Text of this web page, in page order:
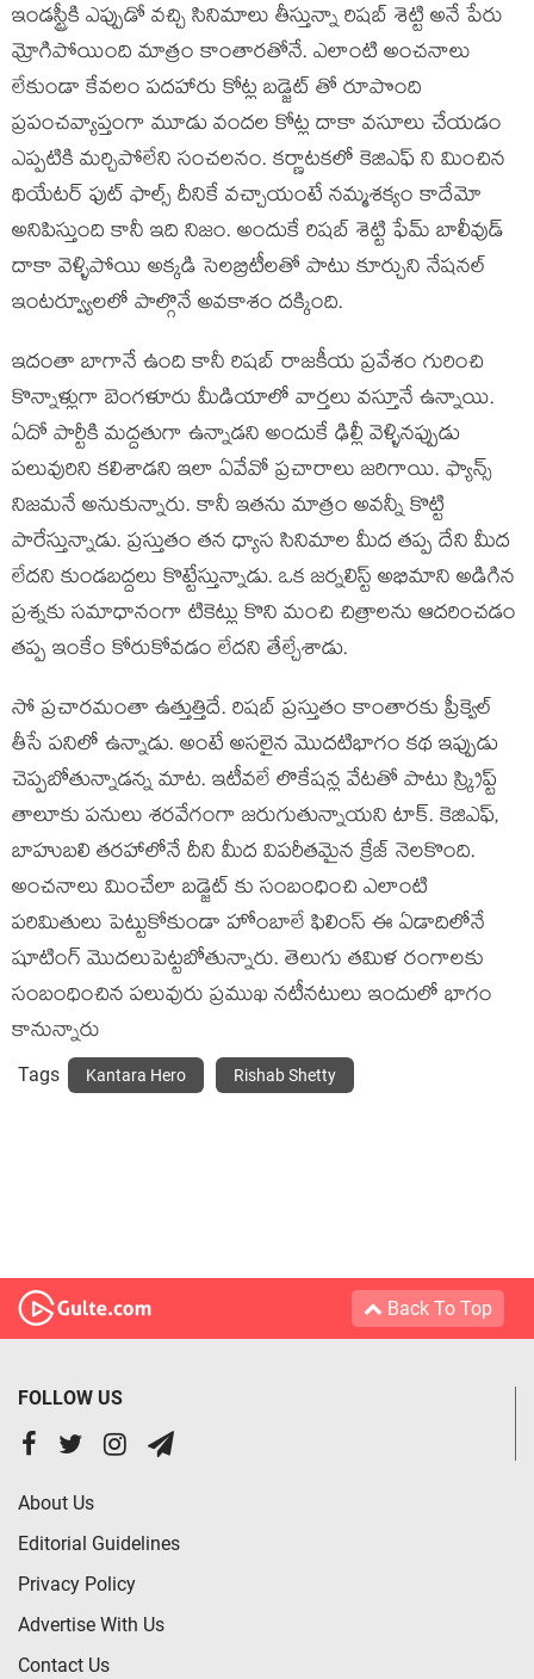
ఇండస్ట్రీకి ఎప్పుడో వచ్చి సినిమాలు తీస్తున్నా రిషబ్ శెట్టి అనే పేరు
మ్రోగిపోయింది మాత్రం కాంతారతోనే. ఎలాంటి అంచనాలు
లేకుండా కేవలం పదహారు కోట్ల బడ్జెట్ తో రూపొంది
ప్రపంచవ్యాప్తంగా మూడు వందల కోట్ల దాకా వసూలు చేయడం
ఎప్పటికి మర్చిపోలేని సంచలనం. కర్ణాటకలో కెజిఎఫ్ ని మించిన
థియేటర్ ఫుట్ ఫాల్స్ దీనికే వచ్చాయంటే నమ్మశక్యం కాదేమో
అనిపిస్తుంది కానీ ఇది నిజం. అందుకే రిషబ్ శెట్టి ఫేమ్ బాలీవుడ్
దాకా వెళ్ళిపోయి అక్కడి సెలబ్రిటీలతో పాటు కూర్చుని నేషనల్
ఇంటర్వ్యూలలో పాల్గొనే అవకాశం దక్కింది.
ఇదంతా బాగానే ఉంది కానీ రిషబ్ రాజకీయ ప్రవేశం గురించి
కొన్నాళ్లుగా బెంగళూరు మీడియాలో వార్తలు వస్తూనే ఉన్నాయి.
ఏదో పార్టీకి మద్దతుగా ఉన్నాడని అందుకే ఢిల్లీ వెళ్ళినప్పుడు
పలువురిని కలిశాడని ఇలా ఏవేవో ప్రచారాలు జరిగాయి. ఫ్యాన్స్
నిజమనే అనుకున్నారు. కానీ ఇతను మాత్రం అవన్నీ కొట్టి
పారేస్తున్నాడు. ప్రస్తుతం తన ధ్యాస సినిమాల మీద తప్ప దేని మీద
లేదని కుండబద్దలు కొట్టేస్తున్నాడు. ఒక జర్నలిస్ట్ అభిమాని అడిగిన
ప్రశ్నకు సమాధానంగా టికెట్లు కొని మంచి చిత్రాలను ఆదరించడం
తప్ప ఇంకేం కోరుకోవడం లేదని తేల్చేశాడు.
సో ప్రచారమంతా ఉత్తుత్తిదే. రిషబ్ ప్రస్తుతం కాంతారకు ప్రీక్వెల్
తీసే పనిలో ఉన్నాడు. అంటే అసలైన మొదటిభాగం కథ ఇప్పుడు
చెప్పబోతున్నాడన్న మాట. ఇటీవలే లొకేషన్ల వేటతో పాటు స్క్రిప్ట్
తాలూకు పనులు శరవేగంగా జరుగుతున్నాయని టాక్. కెజిఎఫ్,
బాహుబలి తరహాలోనే దీని మీద విపరీతమైన క్రేజ్ నెలకొంది.
అంచనాలు మించేలా బడ్జెట్ కు సంబంధించి ఎలాంటి
పరిమితులు పెట్టుకోకుండా హోంబాలే ఫిలింస్ ఈ ఏడాదిలోనే
షూటింగ్ మొదలుపెట్టబోతున్నారు. తెలుగు తమిళ రంగాలకు
సంబంధించిన పలువురు ప్రముఖ నటీనటులు ఇందులో భాగం
కానున్నారు
Tags Kantara Hero Rishab Shetty
Back To Top
FOLLOW US
About Us
Editorial Guidelines
Privacy Policy
Advertise With Us
Contact Us